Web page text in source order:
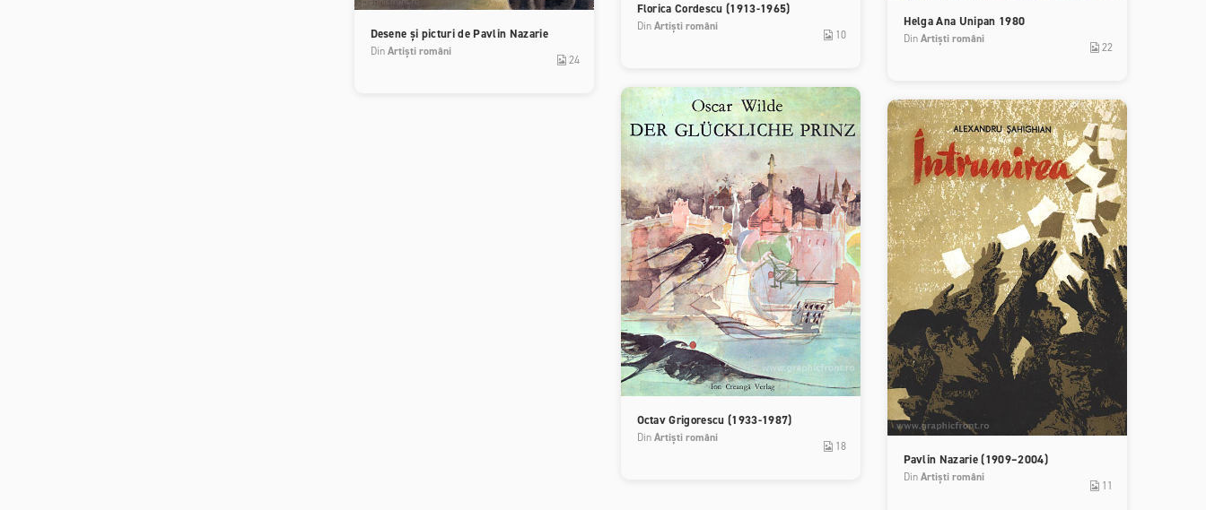
Desene și picturi de Pavlin Nazarie
DinArtiști români
24
Florica Cordescu (1913-1965)
DinArtiști români
10
Helga Ana Unipan 1980
DinArtiști români
22
Octav Grigorescu (1933-1987)
DinArtiști români
18
Pavlin Nazarie (1909–2004)
DinArtiști români
11